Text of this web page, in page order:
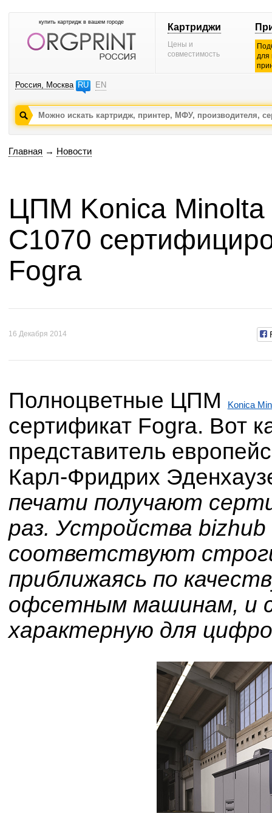
купить картридж в вашем городе Картриджи
Цены и
совместимость
для
Россия, Москва RU EN
Главная → Новости
ЦПМ Konica Minolta
C1070
Fogra
16 Декабря 2014
Полноцветные ЦПМ Konica
сертификат Fogra. Вот
представитель
Карл-Фридрих
печати получают
раз. Устройства bizhub
соответствуют
приближаясь по
офсетным машинам, и
характерную для